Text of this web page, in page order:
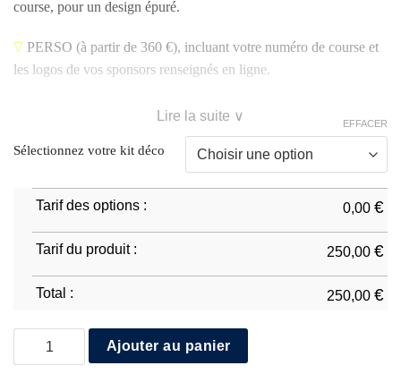
course, pour un design épuré.
∇ PERSO (à partir de 360 €), incluant votre numéro de course et
les logos de vos sponsors renseignés en ligne.
Lire la suite ∨
Sélectionnez votre kit déco
EFFACER
Tarif des options : 0,00 €
Tarif du produit : 250,00 €
Total : 250,00 €
quantité de Yamaha R9 2025/26
Ajouter au panier